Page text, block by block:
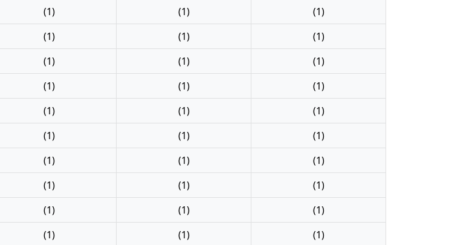
(1) (1)
(1)
(1) (1)
(1)
(1) (1)
(1)
(1) (1)
(1)
(1) (1)
(1)
(1) (1)
(1)
(1) (1)
(1)
(1) (1)
(1)
(1) (1)
(1)
(1) (1) (1)